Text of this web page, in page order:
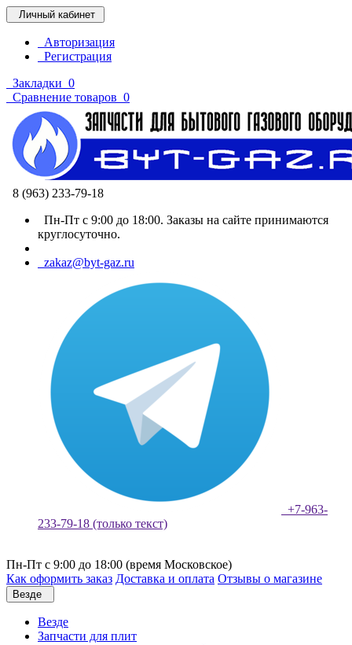
Личный кабинет
Авторизация
Регистрация
Закладки 0
Сравнение товаров 0
8 (963) 233-79-18
Пн-Пт с 9:00 до 18:00. Заказы на сайте принимаются
круглосуточно.
zakaz@byt-gaz.ru
+7-963-
233-79-18 (только текст)
Пн-Пт с 9:00 до 18:00 (время Московское)
Как оформить заказ Доставка и оплата Отзывы о магазине
Везде
Везде
Запчасти для плит